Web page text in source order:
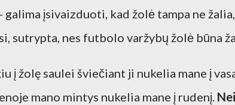
- galima įsivaizduoti, kad žolė tampa ne
sutrypta, nes futbolo varžybų žolė būna
į žolę saulei šviečiant ji nukelia mane į
mano mintys nukelia mane į rudenį.